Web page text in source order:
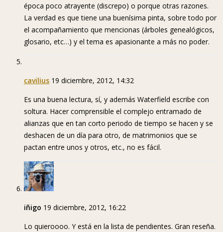
época poco atrayente (discrepo) o porque otras razones.
La verdad es que tiene una buenísima pinta, sobre todo por
el acompañamiento que mencionas (árboles genealógicos,
glosario, etc…) y el tema es apasionante a más no poder.
cavilius 19 diciembre, 2012, 14:32
Es una buena lectura, sí, y además Waterfield escribe con
soltura. Hacer comprensible el complejo entramado de
alianzas que en tan corto periodo de tiempo se hacen y se
deshacen de un día para otro, de matrimonios que se
pactan entre unos y otros, etc., no es fácil.
iñigo 19 diciembre, 2012, 16:22
Lo quieroooo. Y está en la lista de pendientes. Gran reseña.